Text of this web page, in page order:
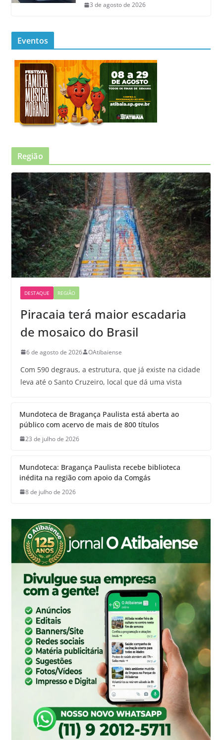
3 de agosto de 2026
Eventos
Região
DESTAQUE REGIÃO
Piracaia terá maior escadaria
de mosaico do Brasil
6 de agosto de 2026 OAtibaiense
Com 590 degraus, a estrutura, que já existe na cidade
leva até o Santo Cruzeiro, local que dá uma vista
Mundoteca de Bragança Paulista está aberta ao
público com acervo de mais de 800 títulos
23 de julho de 2026
Mundoteca: Bragança Paulista recebe biblioteca
inédita na região com apoio da Comgás
8 de julho de 2026